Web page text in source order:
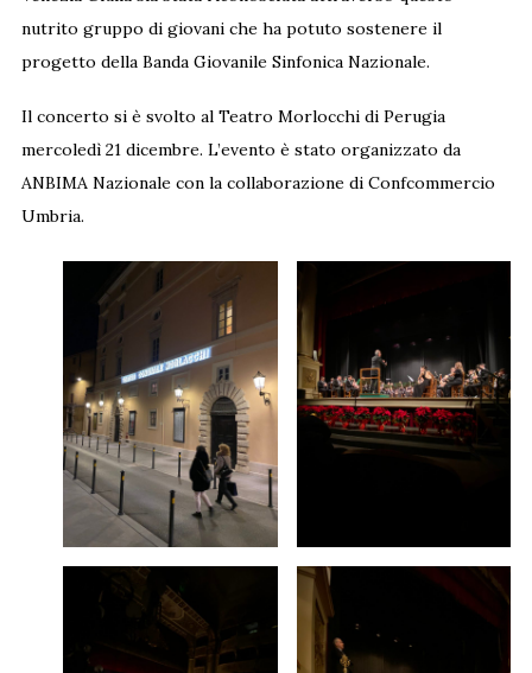
nutrito gruppo di giovani che ha potuto sostenere il
progetto della Banda Giovanile Sinfonica Nazionale.
Il concerto si è svolto al Teatro Morlocchi di Perugia
mercoledì 21 dicembre. L’evento è stato organizzato da
ANBIMA Nazionale con la collaborazione di Confcommercio
Umbria.